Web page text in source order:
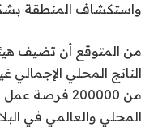
واستكشاف المنطقة
الناتج المحلي الإجمالي
من 200000
المحلي والعالمي في